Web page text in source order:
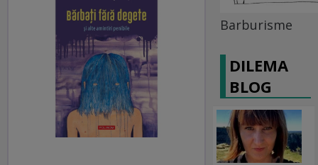
Barburisme
DILEMA
BLOG